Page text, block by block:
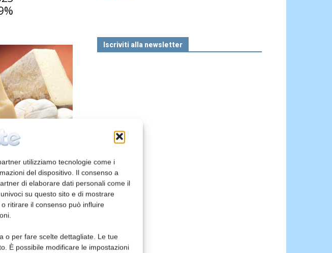
utilizziamo tecnologie come i
del dispositivo. Il consenso a
di elaborare dati personali come il
su questo sito e di mostrare
ritirare il consenso può influire
o per fare scelte dettagliate. Le tue
È possibile modificare le impostazioni
alla
Iscriviti alla newsletter